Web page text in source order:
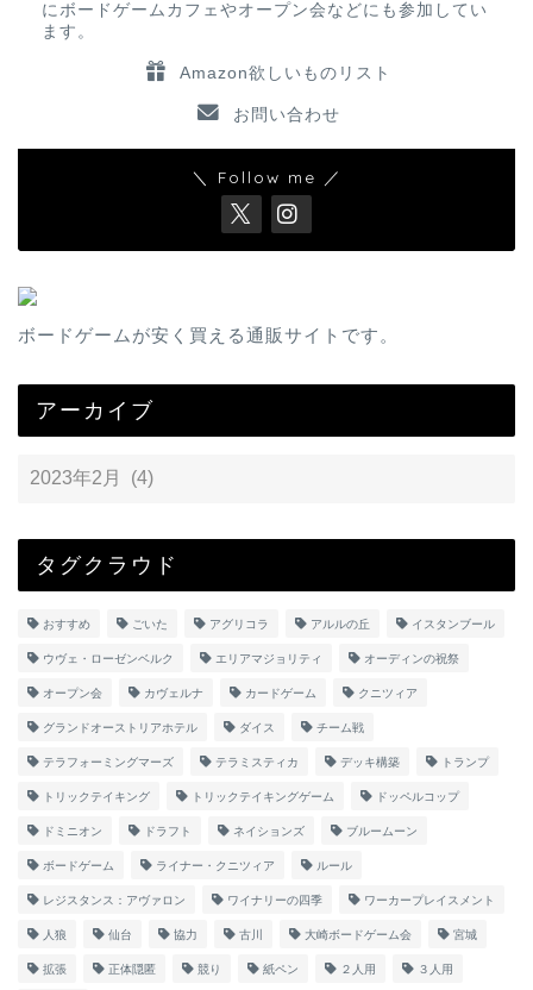
にボードゲームカフェやオープン会などにも参加してい
ます。
Amazon欲しいものリスト
お問い合わせ
＼ Follow me ／
ボードゲームが安く買える通販サイトです。
アーカイブ
タグクラウド
おすすめ ごいた アグリコラ アルルの丘 イスタンブール
ウヴェ・ローゼンベルク エリアマジョリティ オーディンの祝祭
オープン会 カヴェルナ カードゲーム クニツィア
グランドオーストリアホテル ダイス チーム戦
テラフォーミングマーズ テラミスティカ デッキ構築 トランプ
トリックテイキング トリックテイキングゲーム ドッペルコップ
ドミニオン ドラフト ネイションズ ブルームーン
ボードゲーム ライナー・クニツィア ルール
レジスタンス：アヴァロン ワイナリーの四季 ワーカープレイスメント
人狼 仙台 協力 古川 大崎ボードゲーム会 宮城
拡張 正体隠匿 競り 紙ペン ２人用 ３人用